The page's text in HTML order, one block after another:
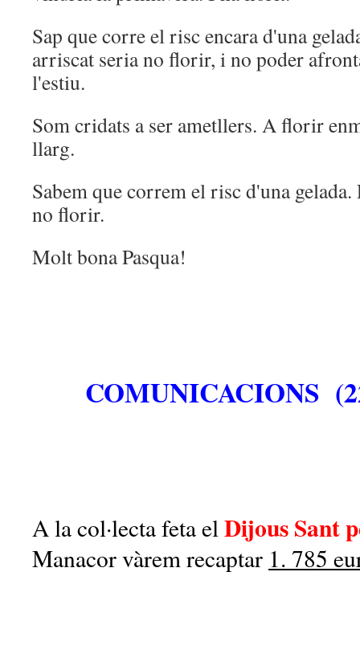
Sap que corre el risc encara d'una
arriscat seria no florir, i no poder
l'estiu.
Som cridats a ser ametllers. A florir
llarg.
Sabem que correm el risc d'una
no florir.
Molt bona Pasqua!
COMUNICACIONS
A la col·lecta feta elDijous Sant
Manacor vàrem recaptar 1. 785